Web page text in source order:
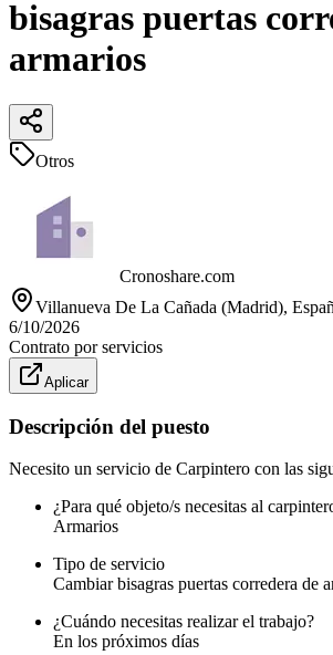
bisagras puertas
armarios
Otros
Cronoshare.com
Villanueva De La Cañada (Madrid),
6/10/2026
Contrato por servicios
Aplicar
Descripción del puesto
Necesito un servicio de Carpintero con las
¿Para qué objeto/s necesitas al
Armarios
Tipo de servicio
Cambiar bisagras puertas corredera de
¿Cuándo necesitas realizar el trabajo?
En los próximos días